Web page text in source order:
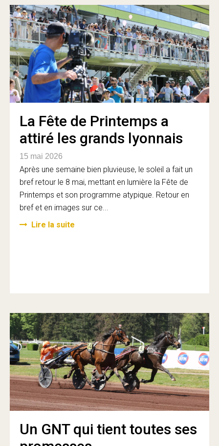
La Fête de Printemps a
attiré les grands lyonnais
15 mai 2026
Après une semaine bien pluvieuse, le soleil a fait un
bref retour le 8 mai, mettant en lumière la Fête de
Printemps et son programme atypique. Retour en
bref et en images sur ce...
Lire la suite
Un GNT qui tient toutes ses